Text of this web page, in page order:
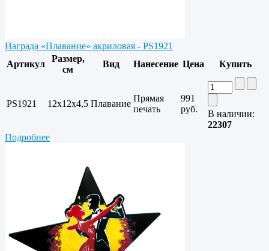
Награда «Плавание» акриловая - PS1921
Артикул
Размер,
см
Вид Нанесение Цена Купить
PS1921 12х12х4,5 Плавание
Прямая
печать
991
руб.
В наличии:
22307
Подробнее